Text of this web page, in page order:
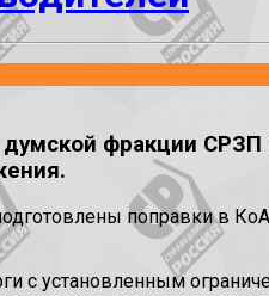
фракции
поправки в
с установленным